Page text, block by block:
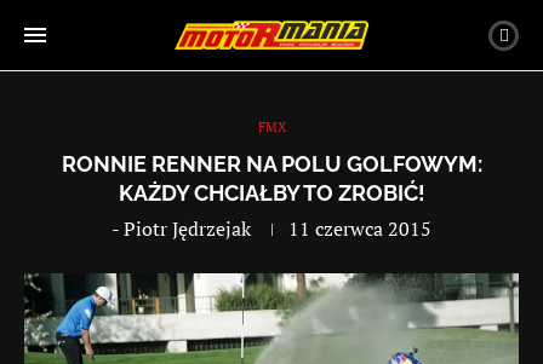
FMX
RONNIE RENNER NA POLU GOLFOWYM:
KAŻDY CHCIAŁBY TO ZROBIĆ!
-Piotr Jędrzejak 11 czerwca 2015